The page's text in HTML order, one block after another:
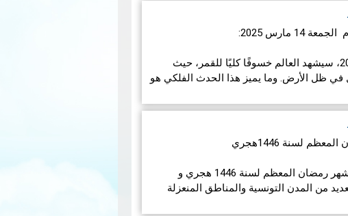
مارس 2025:
في يوم 14 مارس 2025، سيشهد العالم خسوفًا كليًا للقمر، حيث
في ظل الأرض. وما يميز هذا الحدث الفلكي هو
لسنة 1446هجري
في مايلي إمساكيات شهر رمضان المعظم لسنة 1446 هجري و
من المدن التونسية والمناطق المنعزلة